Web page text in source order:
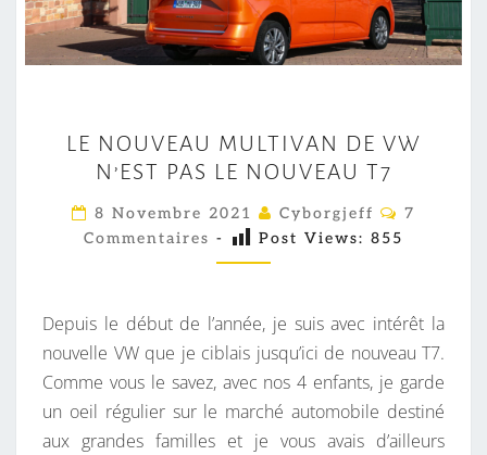
E
N
O
V
A
U
M
U
LE NOUVEAU MULTIVAN DE VW
N’EST PAS LE NOUVEAU T7
8 Novembre 2021 Cyborgjeff
C
M
T
A
I
R
E
7
Commentaires - Post Views: 855
Depuis le début de l’année, je suis avec intérêt la
nouvelle VW que je ciblais jusqu’ici de nouveau T7.
Comme vous le savez, avec nos 4 enfants, je garde
un oeil régulier sur le marché automobile destiné
aux grandes familles et je vous avais d’ailleurs